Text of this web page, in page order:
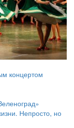
концертом
Непросто, но